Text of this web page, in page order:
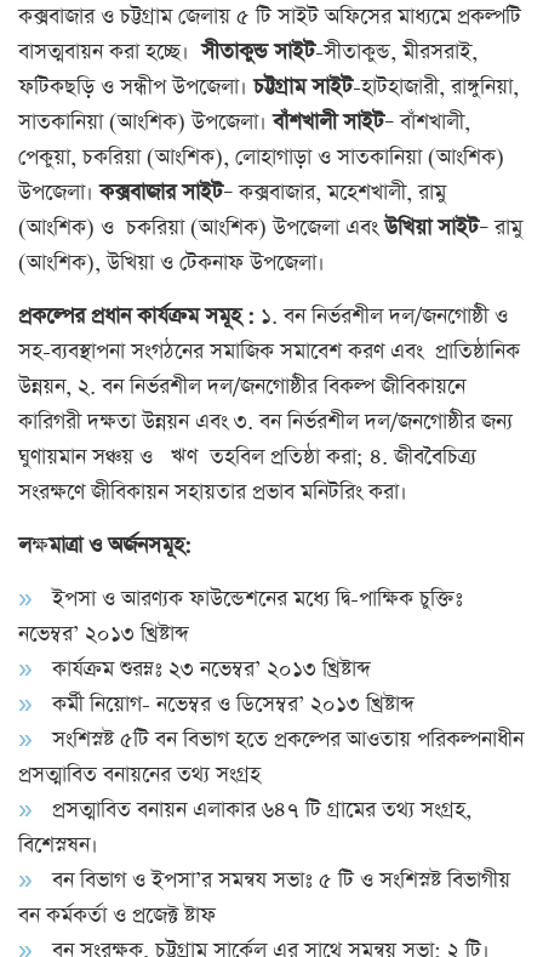
কক্সবাজার ও চট্টগ্রাম জেলায় ৫ টি সাইট অফিসের মাধ্যমে প্রকল্পটি
বাসত্মবায়ন করা হচ্ছে।সীতাকুন্ড সাইট-সীতাকুন্ড, মীরসরাই,
ফটিকছড়ি ও সন্ধীপ উপজেলা।চট্টগ্রাম সাইট-হাটহাজারী, রাঙ্গুনিয়া,
সাতকানিয়া (আংশিক) উপজেলা।বাঁশখালী সাইট– বাঁশখালী,
পেকুয়া, চকরিয়া (আংশিক), লোহাগাড়া ও সাতকানিয়া (আংশিক)
উপজেলা।কক্সবাজার সাইট– কক্সবাজার, মহেশখালী, রামু
(আংশিক) ও চকরিয়া (আংশিক) উপজেলা এবংউখিয়া সাইট– রামু
(আংশিক), উখিয়া ও টেকনাফ উপজেলা।
প্রকল্পের প্রধান কার্যক্রম সমূহ : ১. বন নির্ভরশীল দল/জনগোষ্ঠী ও
সহ-ব্যবস্থাপনা সংগঠনের সমাজিক সমাবেশ করণ এবং প্রাতিষ্ঠানিক
উন্নয়ন, ২. বন নির্ভরশীল দল/জনগোষ্ঠীর বিকল্প জীবিকায়নে
কারিগরী দক্ষতা উন্নয়ন এবং ৩. বন নির্ভরশীল দল/জনগোষ্ঠীর জন্য
ঘুণায়মান সঞ্চয় ও ঋণ তহবিল প্রতিষ্ঠা করা; ৪. জীববৈচিত্র্য
সংরক্ষণে জীবিকায়ন সহায়তার প্রভাব মনিটরিং করা।
লক্ষমাত্রা ও অর্জনসমূহ:
ইপসা ও আরণ্যক ফাউন্ডেশনের মধ্যে দ্বি-পাক্ষিক চুক্তিঃ
নভেম্বর’ ২০১৩ খ্রিষ্টাব্দ
কার্যক্রম শুরম্নঃ ২৩ নভেম্বর’ ২০১৩ খ্রিষ্টাব্দ
কর্মী নিয়োগ- নভেম্বর ও ডিসেম্বর’ ২০১৩ খ্রিষ্টাব্দ
সংশিস্নষ্ট ৫টি বন বিভাগ হতে প্রকল্পের আওতায় পরিকল্পনাধীন
প্রসত্মাবিত বনায়নের তথ্য সংগ্রহ
প্রসত্মাবিত বনায়ন এলাকার ৬৪৭ টি গ্রামের তথ্য সংগ্রহ,
বিশেস্নষন।
বন বিভাগ ও ইপসা’র সমন্বয সভাঃ ৫ টি ও সংশিস্নষ্ট বিভাগীয়
বন কর্মকর্তা ও প্রজেক্ট ষ্টাফ
বন সংরক্ষক, চট্টগ্রাম সার্কেল এর সাথে সমন্বয় সভা: ২ টি।